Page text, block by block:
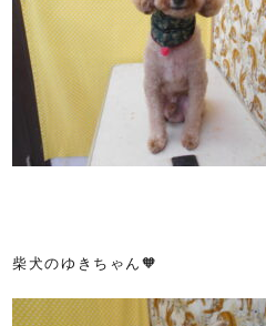
柴犬のゆきちゃん🧡